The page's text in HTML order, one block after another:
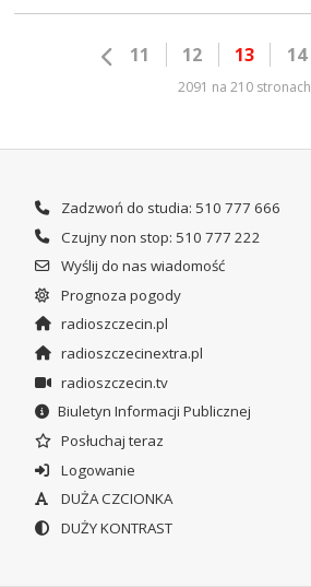
11 12 13 14
2091 na 210 stronach
Zadzwoń do studia: 510 777 666
Czujny non stop: 510 777 222
Wyślij do nas wiadomość
Prognoza pogody
radioszczecin.pl
radioszczecinextra.pl
radioszczecin.tv
Biuletyn Informacji Publicznej
Posłuchaj teraz
Logowanie
DUŻA CZCIONKA
DUŻY KONTRAST